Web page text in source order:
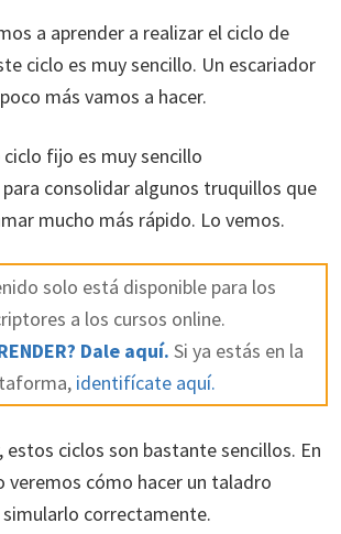
a aprender a realizar el ciclo de
ciclo es muy sencillo. Un escariador
más vamos a hacer.
fijo es muy sencillo
consolidar algunos truquillos que
mucho más rápido. Lo vemos.
solo está disponible para los
a los cursos online.
Dale aquí. Si ya estás en la
identifícate aquí.
estos ciclos son bastante sencillos. En
veremos cómo hacer un taladro
correctamente.